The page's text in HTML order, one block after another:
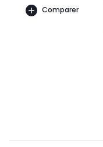
Comparer